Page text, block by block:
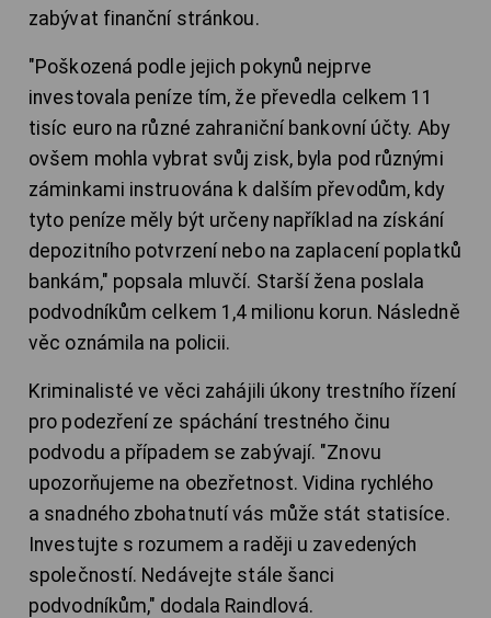
zabývat finanční stránkou.
"Poškozená podle jejich pokynů nejprve
investovala peníze tím, že převedla celkem 11
tisíc euro na různé zahraniční bankovní účty. Aby
ovšem mohla vybrat svůj zisk, byla pod různými
záminkami instruována k dalším převodům, kdy
tyto peníze měly být určeny například na získání
depozitního potvrzení nebo na zaplacení poplatků
bankám," popsala mluvčí. Starší žena poslala
podvodníkům celkem 1,4 milionu korun. Následně
věc oznámila na policii.
Kriminalisté ve věci zahájili úkony trestního řízení
pro podezření ze spáchání trestného činu
podvodu a případem se zabývají. "Znovu
upozorňujeme na obezřetnost. Vidina rychlého
a snadného zbohatnutí vás může stát statisíce.
Investujte s rozumem a raději u zavedených
společností. Nedávejte stále šanci
podvodníkům," dodala Raindlová.